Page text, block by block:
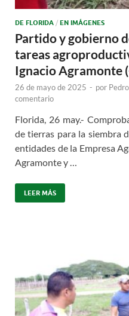
DE FLORIDA / EN IMÁGENES
Partido y gobierno
tareas
Ignacio Agramonte
26 de mayo de 2025 - por
comentario
Florida, 26 may.-
de tierras para la siembra
entidades de la Empresa
Agramonte y …
LEER MÁS